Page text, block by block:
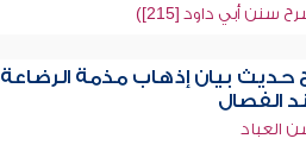
أبي داود [215])
حديث بيان إذهاب مذمة الرضاعة
الفصال
العباد